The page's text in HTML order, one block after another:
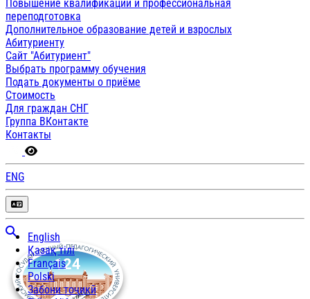
Повышение квалификации и профессиональная
переподготовка
Дополнительное образование детей и взрослых
Абитуриенту
Сайт "Абитуриент"
Выбрать программу обучения
Подать документы о приёме
Стоимость
Для граждан СНГ
Группа ВКонтакте
Контакты
ENG
English
Қазақ тілі
Français
Polski
Забони тоҷикӣ